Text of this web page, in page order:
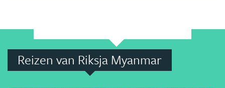
Reizen van Riksja Myanmar